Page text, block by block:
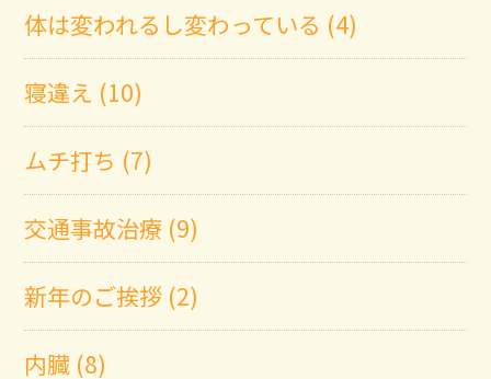
体は変われるし変わっている (4)
寝違え (10)
ムチ打ち (7)
交通事故治療 (9)
新年のご挨拶 (2)
内臓 (8)